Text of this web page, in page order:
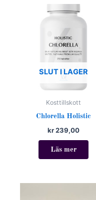
SLUT I LAGER
Kosttillskott
Chlorella Holistic
kr239,00
Läs mer